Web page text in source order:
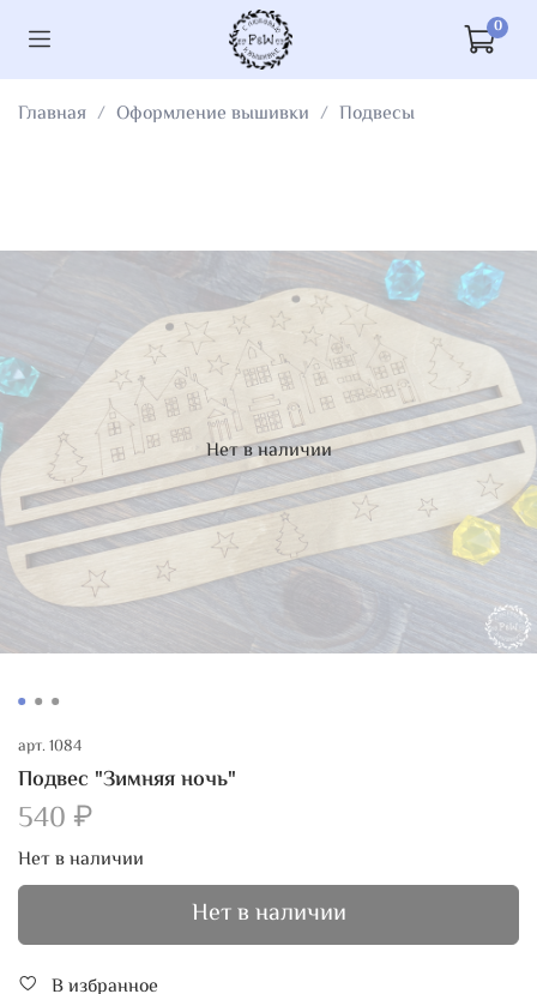
0
Главная Оформление вышивки Подвесы
Нет в наличии
арт.1084
Подвес "Зимняя ночь"
540 ₽
Нет в наличии
Нет в наличии
В избранное